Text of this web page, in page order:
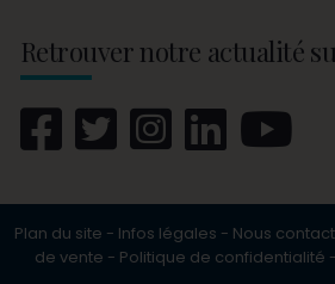
Retrouver notre actualité
Plan du site - Infos légales - Nous
de vente - Politique de confidentialité -